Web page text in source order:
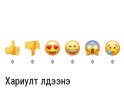
0 0 0 0 0 0
Хариулт үлдээнэ үү